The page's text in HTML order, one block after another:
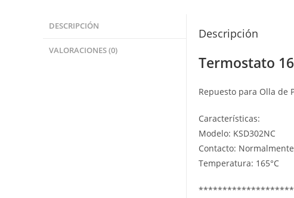
DESCRIPCIÓN
VALORACIONES (0)
Descripción
Termostato
Repuesto para Olla de
Características:
Modelo: KSD302NC
Contacto:
Temperatura: 165°C